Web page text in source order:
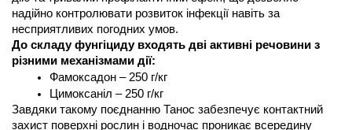
надійно контролювати розвиток інфекції навіть за
несприятливих погодних умов.
До складу фунгіциду входять дві активні речовини з
різними механізмами дії:
Фамоксадон – 250 г/кг
Цимоксаніл – 250 г/кг
Завдяки такому поєднанню Танос забезпечує контактний
захист поверхні рослин і водночас проникає всередину